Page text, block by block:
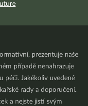
prezentuje naše
případě nenahrazuje
péči. Jakékoliv uvedené
rady a doporučení.
a nejste jistí svým